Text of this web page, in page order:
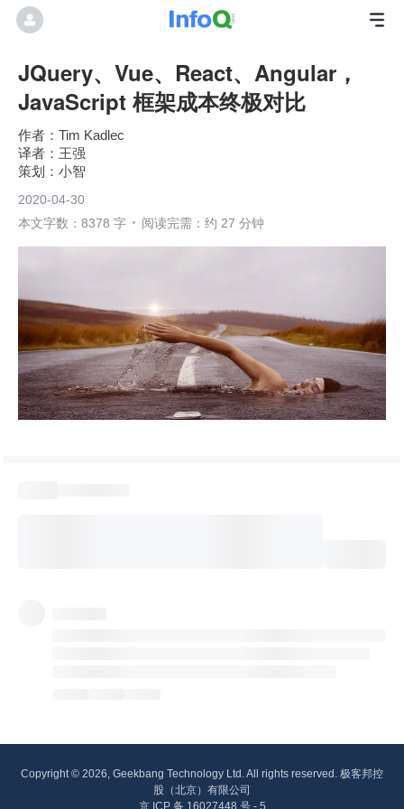
JQuery、Vue、React、Angular，
JavaScript 框架成本终极对比
Tim Kadlec
王强
小智
2020-04-30
本文字数：8378 字
阅读完需：约 27 分钟
Copyright © 2026, Geekbang Technology Ltd. All rights reserved. 极客邦控
股（北京）有限公司
京 ICP 备 16027448 号 - 5